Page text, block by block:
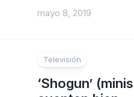
mayo 8, 2019
Televisión
‘Shogun’